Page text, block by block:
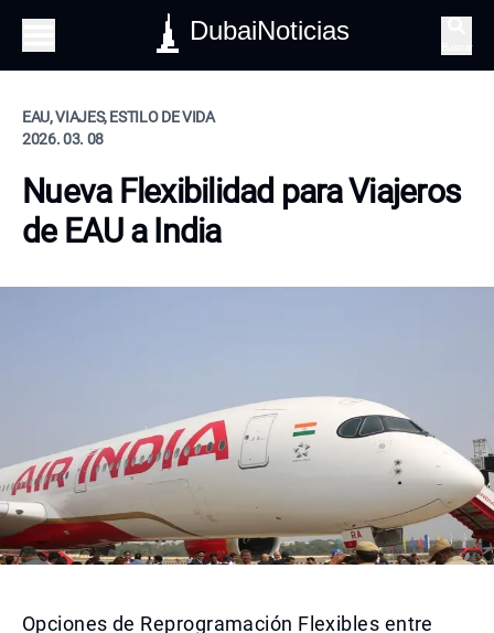
DubaiNoticias
EAU, VIAJES, ESTILO DE VIDA
2026. 03. 08
Nueva Flexibilidad para Viajeros
de EAU a India
Opciones de Reprogramación Flexibles entre